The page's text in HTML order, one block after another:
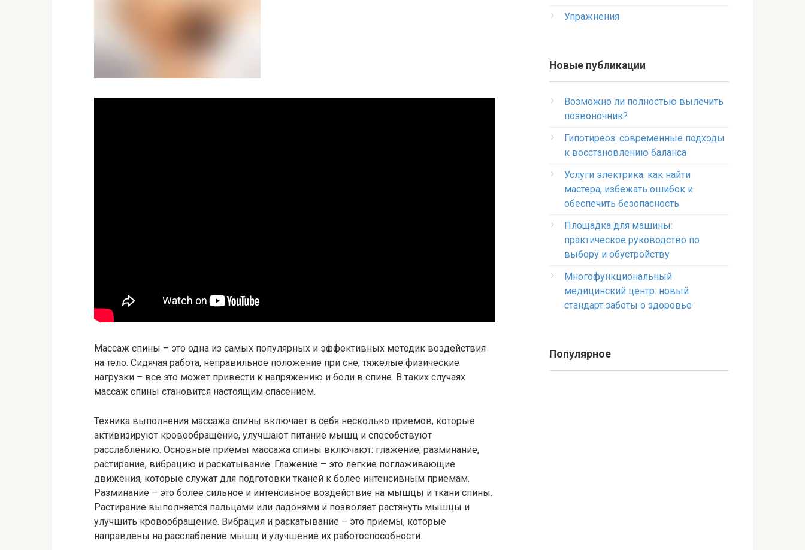
Массаж спины – это одна из самых популярных и эффективных методик воздействия
на тело. Сидячая работа, неправильное положение при сне, тяжелые физические
нагрузки – все это может привести к напряжению и боли в спине. В таких случаях
массаж спины становится настоящим спасением.
Техника выполнения массажа спины включает в себя несколько приемов, которые
активизируют кровообращение, улучшают питание мышц и способствуют
расслаблению. Основные приемы массажа спины включают: глажение, разминание,
растирание, вибрацию и раскатывание. Глажение – это легкие поглаживающие
движения, которые служат для подготовки тканей к более интенсивным приемам.
Разминание – это более сильное и интенсивное воздействие на мышцы и ткани спины.
Растирание выполняется пальцами или ладонями и позволяет растянуть мышцы и
улучшить кровообращение. Вибрация и раскатывание – это приемы, которые
направлены на расслабление мышц и улучшение их работоспособности.
Упражнения
Новые публикации
Возможно ли полностью вылечить
позвоночник?
Гипотиреоз: современные подходы
к восстановлению баланса
Услуги электрика: как найти
мастера, избежать ошибок и
обеспечить безопасность
Площадка для машины:
практическое руководство по
выбору и обустройству
Многофункциональный
медицинский центр: новый
стандарт заботы о здоровье
Популярное